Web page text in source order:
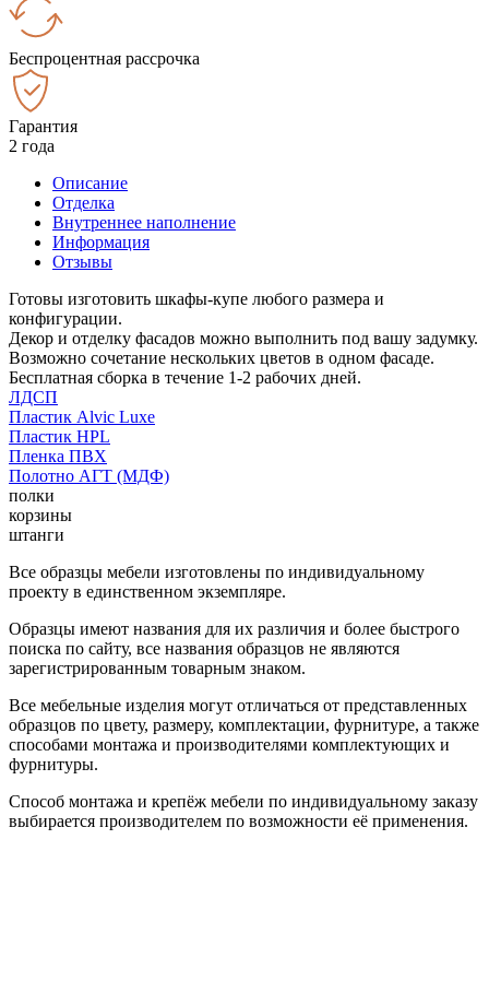
Беспроцентная рассрочка
Гарантия
2 года
Описание
Отделка
Внутреннее наполнение
Информация
Отзывы
Готовы изготовить шкафы-купе любого размера и
конфигурации.
Декор и отделку фасадов можно выполнить под вашу задумку.
Возможно сочетание нескольких цветов в одном фасаде.
Бесплатная сборка в течение 1-2 рабочих дней.
ЛДСП
Пластик Alvic Luxe
Пластик HPL
Пленка ПВХ
Полотно АГТ (МДФ)
полки
корзины
штанги
Все образцы мебели изготовлены по индивидуальному
проекту в единственном экземпляре.
Образцы имеют названия для их различия и более быстрого
поиска по сайту, все названия образцов не являются
зарегистрированным товарным знаком.
Все мебельные изделия могут отличаться от представленных
образцов по цвету, размеру, комплектации, фурнитуре, а также
способами монтажа и производителями комплектующих и
фурнитуры.
Способ монтажа и крепёж мебели по индивидуальному заказу
выбирается производителем по возможности её применения.